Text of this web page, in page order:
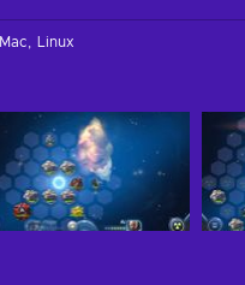
Mac Linux